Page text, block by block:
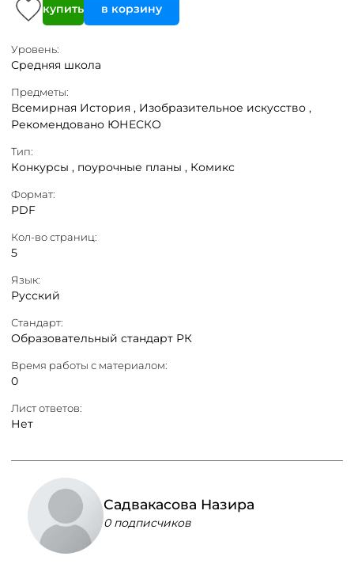
купить в корзину
Уровень:
Средняя школа
Предметы:
Всемирная История , Изобразительное искусство ,
Рекомендовано ЮНЕСКО
Тип:
Конкурсы , поурочные планы , Комикс
Формат:
PDF
Кол-во страниц:
5
Язык:
Русский
Стандарт:
Образовательный стандарт РК
Время работы с материалом:
0
Лист ответов:
Нет
Садвакасова Назира
0 подписчиков